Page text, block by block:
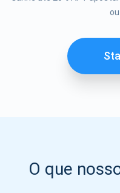
O que